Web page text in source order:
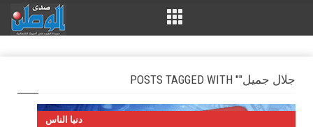
POSTS TAGGED WITH "جلال‭ ‬جميل‭"
دنيا الناس